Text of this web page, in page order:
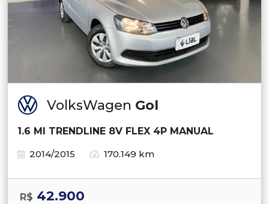
VolksWagen Gol
1.6 MI TRENDLINE 8V FLEX 4P MANUAL
2014/2015
170.149 km
R$ 42.900